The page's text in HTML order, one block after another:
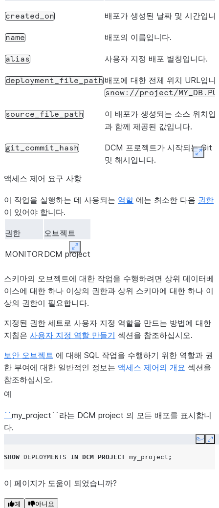
created_on 배포가 생성된 날짜 및 시간입니
name 배포의 이름입니다.
alias 사용자 지정 배포 별칭입니다.
deployment_file_path 배포에 대한 전체 위치 URL입니
snow://project/
source_file_path
이 배포가 생성되는 소스 위치
과 함께 제공된 값입니다.
git_commit_hash
DCM 프로젝트가 시작되는 Git
밋 해시입니다.
액세스 제어 요구 사항
이 작업을 실행하는 데 사용되는 역할 에는 최소한 다음 권한
이 있어야 합니다.
권한 오브젝트
MONITORDCM project
Expand
스키마의 오브젝트에 대한 작업을 수행하려면 상위 데이터베
이스에 대한 하나 이상의 권한과 상위 스키마에 대한 하나 이
상의 권한이 필요합니다.
지정된 권한 세트로 사용자 지정 역할을 만드는 방법에 대한
지침은 사용자 지정 역할 만들기 섹션을 참조하십시오.
보안 오브젝트 에 대해 SQL 작업을 수행하기 위한 역할과 권
한 부여에 대한 일반적인 정보는 액세스 제어의 개요 섹션을
참조하십시오.
예
``my_project``라는 DCM project 의 모든 배포를 표시합니
다.
Copy
SHOW DEPLOYMENTS IN DCM PROJECT my_project ;
이 페이지가 도움이 되었습니까?
예 아니요